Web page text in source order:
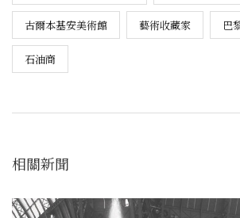
古爾本基安美術館 藝術收藏家 巴
石油商
相關新聞